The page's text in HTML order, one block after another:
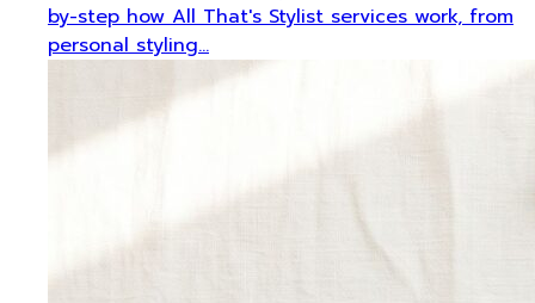
by-step how All That's Stylist services work, from
personal styling…